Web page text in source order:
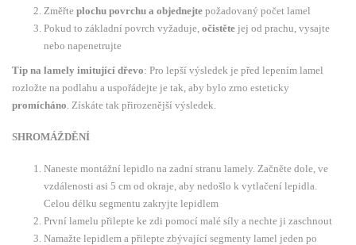
Změřte plochu povrchu a objednejte požadovaný počet lamel
Pokud to základní povrch vyžaduje, očistěte jej od prachu, vysajte
nebo napenetrujte
Tip na lamely imitující dřevo: Pro lepší výsledek je před lepením lamel
rozložte na podlahu a uspořádejte je tak, aby bylo zrno esteticky
promícháno. Získáte tak přirozenější výsledek.
SHROMÁŽDĚNÍ
Naneste montážní lepidlo na zadní stranu lamely. Začněte dole, ve
vzdálenosti asi 5 cm od okraje, aby nedošlo k vytlačení lepidla.
Celou délku segmentu zakryjte lepidlem
První lamelu přilepte ke zdi pomocí malé síly a nechte ji zaschnout
Namažte lepidlem a přilepte zbývající segmenty lamel jeden po